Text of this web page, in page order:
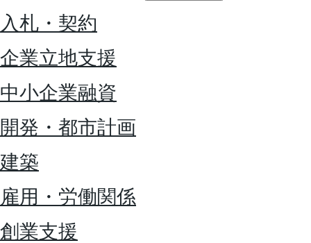
入札・契約
企業立地支援
中小企業融資
開発・都市計画
建築
雇用・労働関係
創業支援